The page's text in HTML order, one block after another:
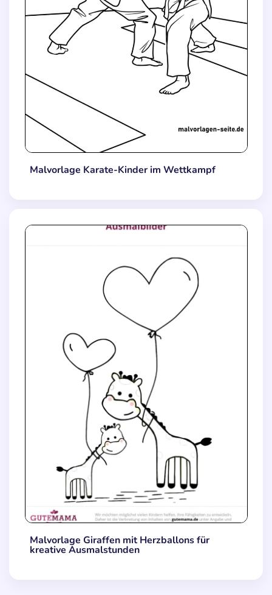
Malvorlage Karate-Kinder im Wettkampf
Malvorlage Giraffen mit Herzballons für
kreative Ausmalstunden